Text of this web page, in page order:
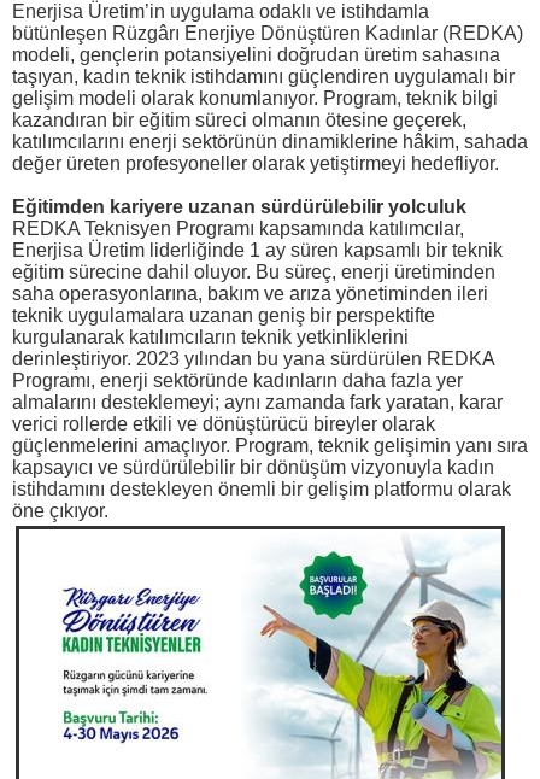
Enerjisa Üretim’in uygulama odaklı ve istihdamla
bütünleşen Rüzgârı Enerjiye Dönüştüren Kadınlar (REDKA)
modeli, gençlerin potansiyelini doğrudan üretim sahasına
taşıyan, kadın teknik istihdamını güçlendiren uygulamalı bir
gelişim modeli olarak konumlanıyor. Program, teknik bilgi
kazandıran bir eğitim süreci olmanın ötesine geçerek,
katılımcılarını enerji sektörünün dinamiklerine hâkim, sahada
değer üreten profesyoneller olarak yetiştirmeyi hedefliyor.
Eğitimden kariyere uzanan sürdürülebilir yolculuk
REDKA Teknisyen Programı kapsamında katılımcılar,
Enerjisa Üretim liderliğinde 1 ay süren kapsamlı bir teknik
eğitim sürecine dahil oluyor. Bu süreç, enerji üretiminden
saha operasyonlarına, bakım ve arıza yönetiminden ileri
teknik uygulamalara uzanan geniş bir perspektifte
kurgulanarak katılımcıların teknik yetkinliklerini
derinleştiriyor. 2023 yılından bu yana sürdürülen REDKA
Programı, enerji sektöründe kadınların daha fazla yer
almalarını desteklemeyi; aynı zamanda fark yaratan, karar
verici rollerde etkili ve dönüştürücü bireyler olarak
güçlenmelerini amaçlıyor. Program, teknik gelişimin yanı sıra
kapsayıcı ve sürdürülebilir bir dönüşüm vizyonuyla kadın
istihdamını destekleyen önemli bir gelişim platformu olarak
öne çıkıyor.